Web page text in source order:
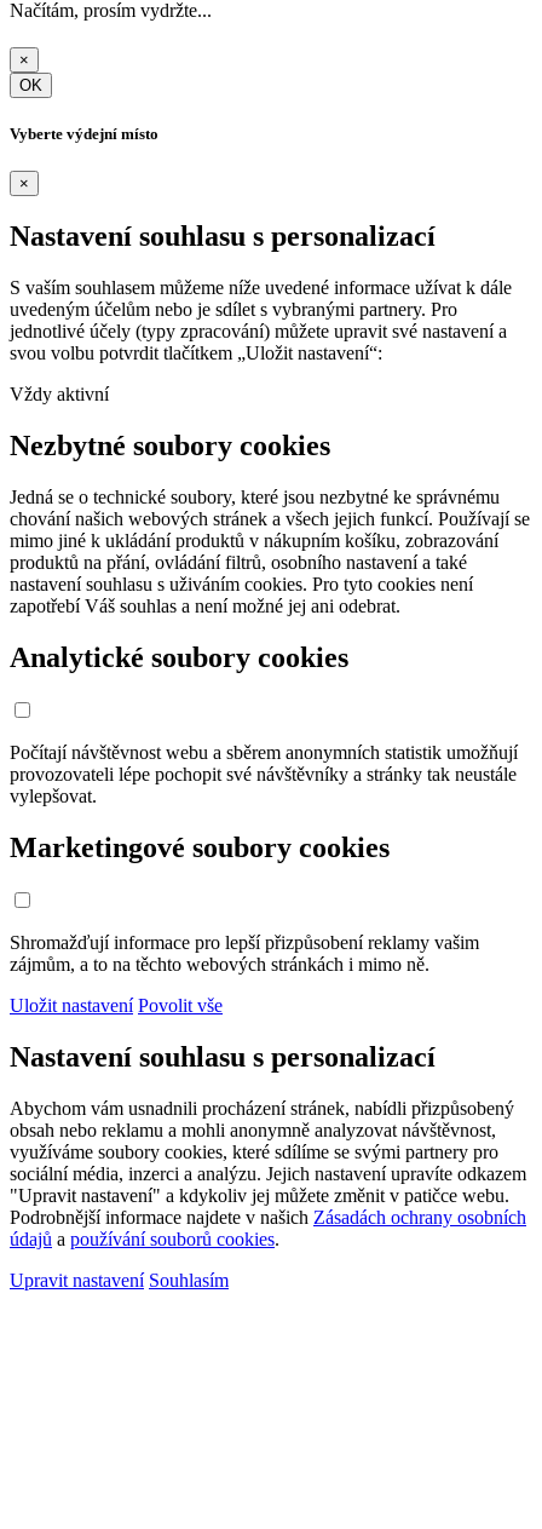
Načítám, prosím vydržte...
×
OK
Vyberte výdejní místo
×
Nastavení souhlasu s personalizací
S vaším souhlasem můžeme níže uvedené informace užívat k dále
uvedeným účelům nebo je sdílet s vybranými partnery. Pro
jednotlivé účely (typy zpracování) můžete upravit své nastavení a
svou volbu potvrdit tlačítkem „Uložit nastavení“:
Vždy aktivní
Nezbytné soubory cookies
Jedná se o technické soubory, které jsou nezbytné ke správnému
chování našich webových stránek a všech jejich funkcí. Používají se
mimo jiné k ukládání produktů v nákupním košíku, zobrazování
produktů na přání, ovládání filtrů, osobního nastavení a také
nastavení souhlasu s uživáním cookies. Pro tyto cookies není
zapotřebí Váš souhlas a není možné jej ani odebrat.
Analytické soubory cookies
Počítají návštěvnost webu a sběrem anonymních statistik umožňují
provozovateli lépe pochopit své návštěvníky a stránky tak neustále
vylepšovat.
Marketingové soubory cookies
Shromažďují informace pro lepší přizpůsobení reklamy vašim
zájmům, a to na těchto webových stránkách i mimo ně.
Uložit nastavení Povolit vše
Nastavení souhlasu s personalizací
Abychom vám usnadnili procházení stránek, nabídli přizpůsobený
obsah nebo reklamu a mohli anonymně analyzovat návštěvnost,
využíváme soubory cookies, které sdílíme se svými partnery pro
sociální média, inzerci a analýzu. Jejich nastavení upravíte odkazem
"Upravit nastavení" a kdykoliv jej můžete změnit v patičce webu.
Podrobnější informace najdete v našich Zásadách ochrany osobních
údajů a používání souborů cookies.
Upravit nastavení Souhlasím